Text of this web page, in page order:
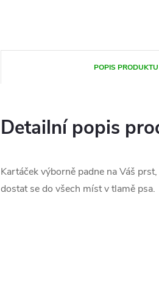
POPIS PRODUKTU
Detailní popis
Kartáček výborně padne na Váš
dostat se do všech míst v tlamě psa.